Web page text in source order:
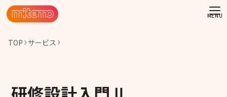
TOP サービス